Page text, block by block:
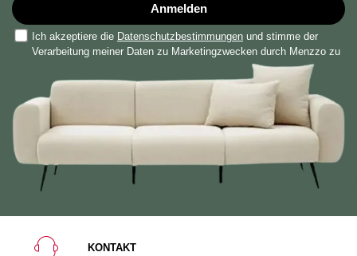
Anmelden
Ich akzeptiere die Datenschutzbestimmungen und stimme der
Verarbeitung meiner Daten zu Marketingzwecken durch Menzzo zu
KONTAKT